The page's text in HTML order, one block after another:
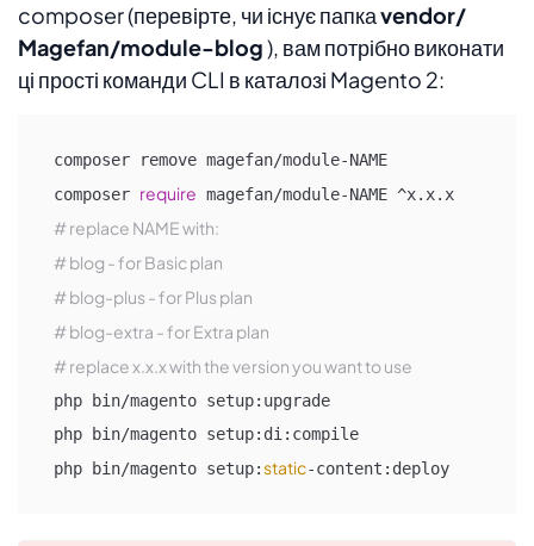
composer (перевірте, чи існує папкаvendor/
Magefan/module-blog), вам потрібно виконати
ці прості команди CLI в каталозі Magento 2:
composer remove magefan/module-NAME
composer require
# replace NAME with:
# blog - for Basic plan
# blog-plus - for Plus plan
# blog-extra - for Extra plan
# replace x.x.x with the version you want to use
php bin/magento setup:upgrade
php bin/magento setup:di:compile
php bin/magento setup:static-content:deploy